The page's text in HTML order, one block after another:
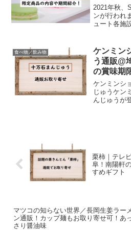
まで？
2021年秋、
ンが行われ
ュート各施
コサンドな
食べ物／飲み物
ケンミン
う通販@
の賞味期
ケンミンシ
じゅうケン
んじゅうが
栗柿｜テレ
阜！南陽軒
すめギフト
マツコの知らない世界／長岡生姜ラー
ン通販！カップ麺もお取り寄せ可！あ
さり醤油味